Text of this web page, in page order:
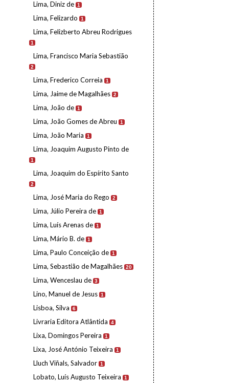
Lima, Diniz de 1
Lima, Felizardo 1
Lima, Felizberto Abreu Rodrigues
1
Lima, Francisco Maria Sebastião
2
Lima, Frederico Correia 1
Lima, Jaime de Magalhães 2
Lima, João de 1
Lima, João Gomes de Abreu 1
Lima, João Maria 1
Lima, Joaquim Augusto Pinto de
1
Lima, Joaquim do Espírito Santo
2
Lima, José Maria do Rego 2
Lima, Júlio Pereira de 1
Lima, Luís Arenas de 1
Lima, Mário B. de 1
Lima, Paulo Conceição de 1
Lima, Sebastião de Magalhães 20
Lima, Wenceslau de 3
Lino, Manuel de Jesus 1
Lisboa, Silva 6
Livraria Editora Atlântida 4
Lixa, Domingos Pereira 1
Lixa, José António Teixeira 1
Lluch Viñals, Salvador 1
Lobato, Luís Augusto Teixeira 1